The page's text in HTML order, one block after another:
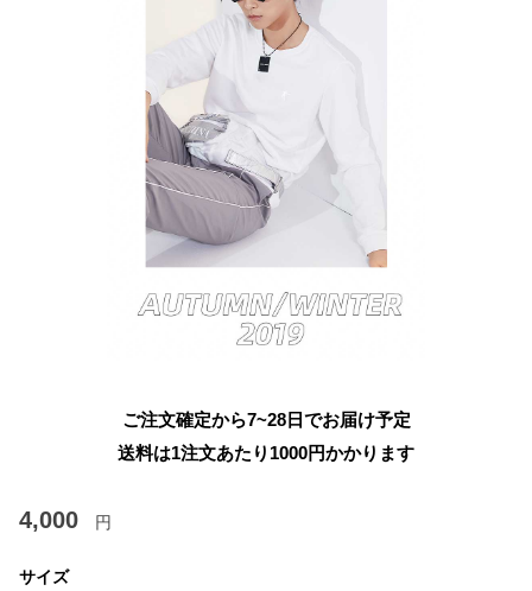
ご注文確定から7~28日でお届け予定
送料は1注文あたり 1000円かかります
4,000 円
サイズ